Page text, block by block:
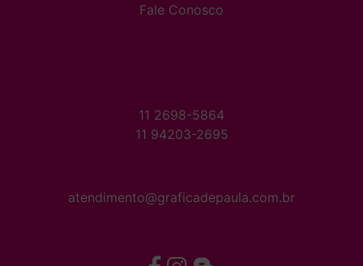
Fale Conosco
11 2698-5864
11 94203-2695
atendimento@graficadepaula.com.br